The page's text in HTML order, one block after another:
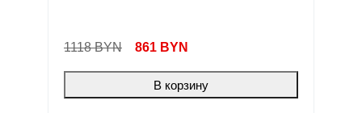
1118 BYN 861 BYN
В корзину